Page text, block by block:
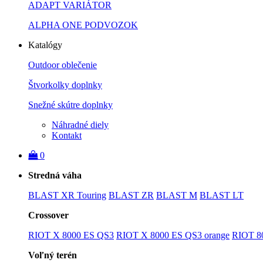
ADAPT VARIÁTOR
ALPHA ONE PODVOZOK
Katalógy
Outdoor oblečenie
Štvorkolky doplnky
Snežné skútre doplnky
Náhradné diely
Kontakt
0
Stredná váha
BLAST XR Touring BLAST ZR BLAST M BLAST LT
Crossover
RIOT X 8000 ES QS3 RIOT X 8000 ES QS3 orange RIOT
Voľný terén